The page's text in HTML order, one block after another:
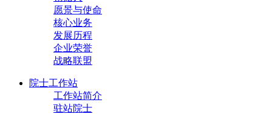
愿景与使命
核心业务
发展历程
企业荣誉
战略联盟
院士工作站
工作站简介
驻站院士